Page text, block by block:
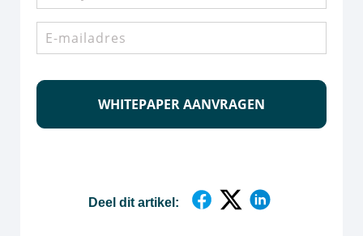
E-
mailadres *
Deel dit artikel: